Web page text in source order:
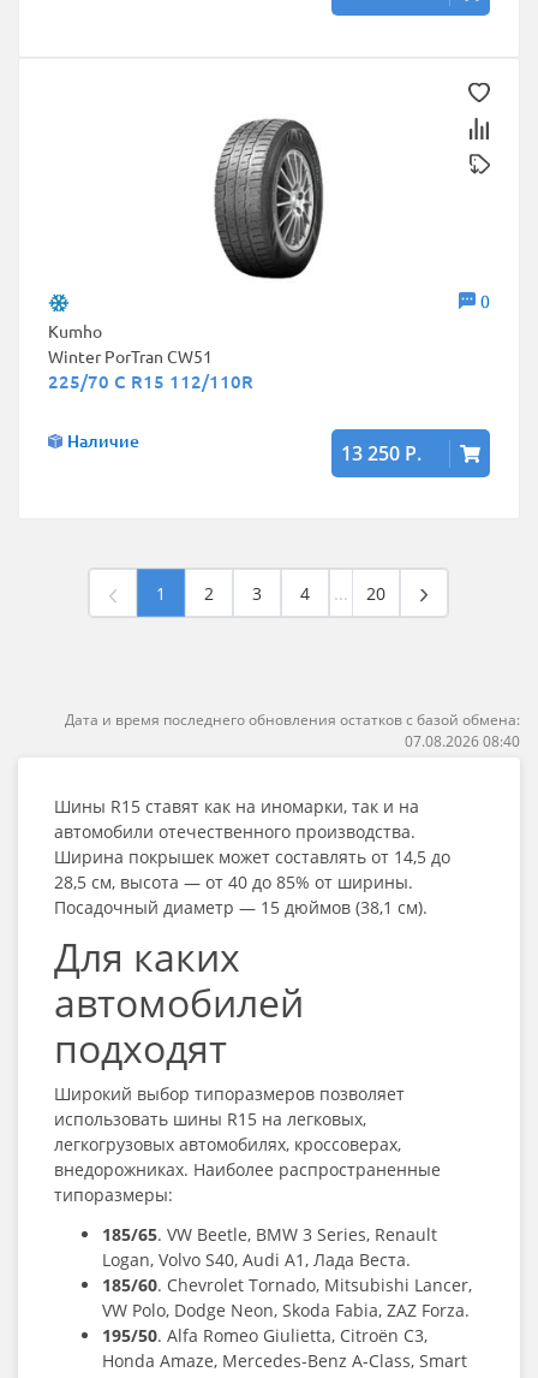
0
Kumho
Winter PorTran CW51
225/70 C R15 112/110R
Наличие 13 250 Р.
1 2 3 4 ... 20
Дата и время последнего обновления остатков с базой обмена:
07.08.2026 08:40
Шины R15 ставят как на иномарки, так и на
автомобили отечественного производства.
Ширина покрышек может составлять от 14,5 до
28,5 см, высота — от 40 до 85% от ширины.
Посадочный диаметр — 15 дюймов (38,1 см).
Для каких
автомобилей
подходят
Широкий выбор типоразмеров позволяет
использовать шины R15 на легковых,
легкогрузовых автомобилях, кроссоверах,
внедорожниках. Наиболее распространенные
типоразмеры:
185/65. VW Beetle, BMW 3 Series, Renault
Logan, Volvo S40, Audi A1, Лада Веста.
185/60. Chevrolet Tornado, Mitsubishi Lancer,
VW Polo, Dodge Neon, Skoda Fabia, ZAZ Forza.
195/50. Alfa Romeo Giulietta, Citroën C3,
Honda Amaze, Mercedes-Benz A-Class, Smart